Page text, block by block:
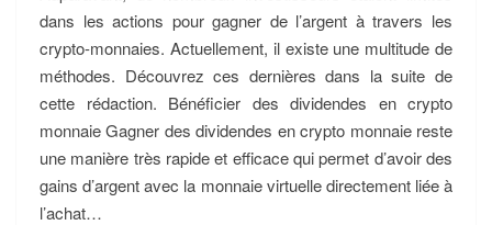
dans les actions pour gagner de l’argent à travers les
crypto-monnaies. Actuellement, il existe une multitude de
méthodes. Découvrez ces dernières dans la suite de
cette rédaction. Bénéficier des dividendes en crypto
monnaie Gagner des dividendes en crypto monnaie reste
une manière très rapide et efficace qui permet d’avoir des
gains d’argent avec la monnaie virtuelle directement liée à
l’achat…